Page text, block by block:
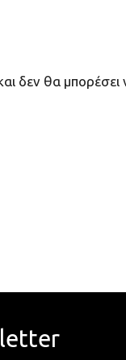
δεν θα